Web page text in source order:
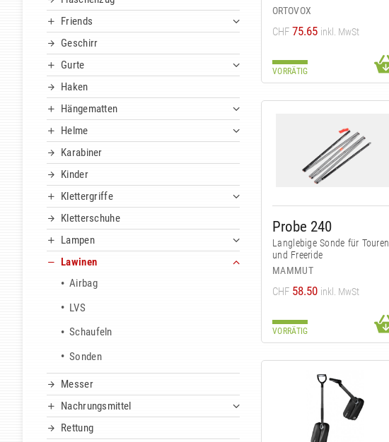
Friends
Geschirr
Gurte
Haken
Hängematten
Helme
Karabiner
Kinder
Klettergriffe
Kletterschuhe
Lampen
Lawinen
Airbag
LVS
Schaufeln
Sonden
Messer
Nachrungsmittel
Rettung
ORTOVOX
CHF 75.65 inkl. MwSt
VORRÄTIG
Probe 240
Langlebige Sonde für Touren
und Freeride
MAMMUT
CHF 58.50 inkl. MwSt
VORRÄTIG